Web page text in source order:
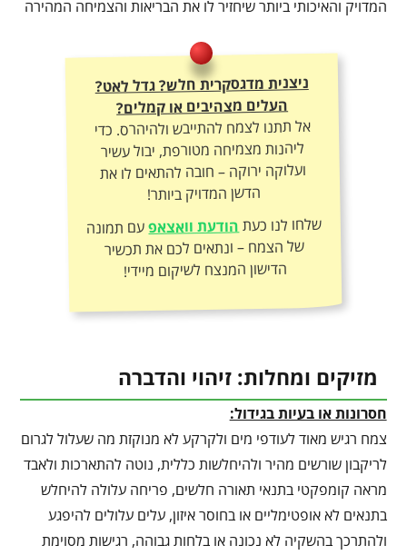
המדויק והאיכותי ביותר שיחזיר לו את הבריאות והצמיחה המהירה
ניצנית מדגסקרית חלש? גדל לאט?
העלים מצהיבים או קמלים?
אל תתנו לצמח להתייבש ולהיהרס. כדי
ליהנות מצמיחה מטורפת, יבול עשיר
ועלוקה ירוקה – חובה להתאים לו את
הדשן המדויק ביותר!
שלחו לנו כעתהודעת וואצאפעם תמונה
של הצמח – ונתאים לכם את תכשיר
הדישון המנצח לשיקום מיידי!
מזיקים ומחלות: זיהוי והדברה
חסרונות או בעיות בגידול:
צמח רגיש מאוד לעודפי מים ולקרקע לא מנוקזת מה שעלול לגרום
לריקבון שורשים מהיר ולהיחלשות כללית, נוטה להתארכות ולאבד
מראה קומפקטי בתנאי תאורה חלשים, פריחה עלולה להיחלש
בתנאים לא אופטימליים או בחוסר איזון, עלים עלולים להיפגע
ולהתרכך בהשקיה לא נכונה או בלחות גבוהה, רגישות מסוימת